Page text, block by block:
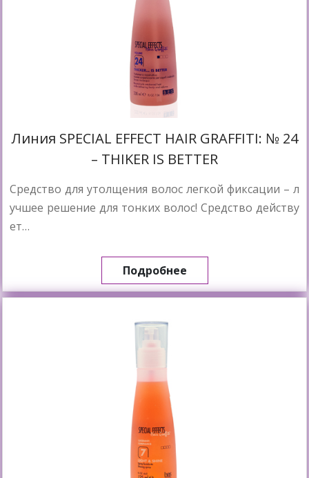
Линия SPECIAL EFFECT HAIR GRAFFITI: № 24
– THIKER IS BETTER
Средство для утолщения волос легкой фиксации – л
учшее решение для тонких волос! Средство действу
ет…
Подробнее